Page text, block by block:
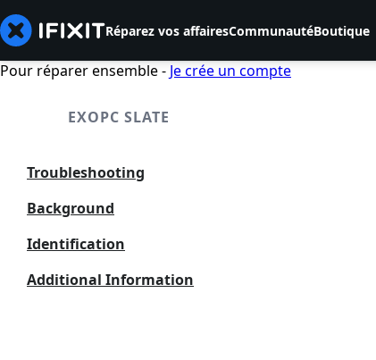
Réparez vos affairesCommunautéBoutique
Pour réparer ensemble - Je crée un compte
EXOPC SLATE
Troubleshooting
Background
Identification
Additional Information